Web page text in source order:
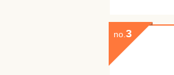
no. 3